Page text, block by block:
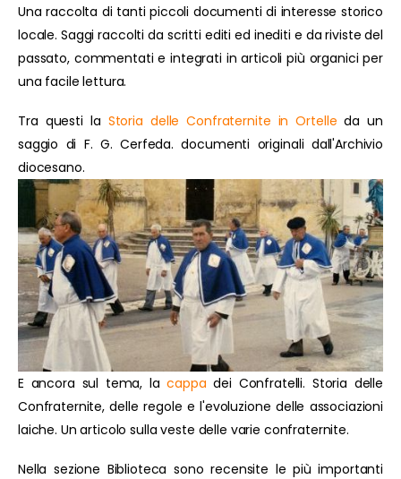
Una raccolta di tanti piccoli documenti di interesse storico
locale. Saggi raccolti da scritti editi ed inediti e da riviste del
passato, commentati e integrati in articoli più organici per
una facile lettura.
Tra questi la Storia delle Confraternite in Ortelle da un
saggio di F. G. Cerfeda. documenti originali dall'Archivio
diocesano.
E ancora sul tema, lacappa dei Confratelli. Storia delle
Confraternite, delle regole e l'evoluzione delle associazioni
laiche. Un articolo sulla veste delle varie confraternite.
Nella sezione Biblioteca sono recensite le più importanti